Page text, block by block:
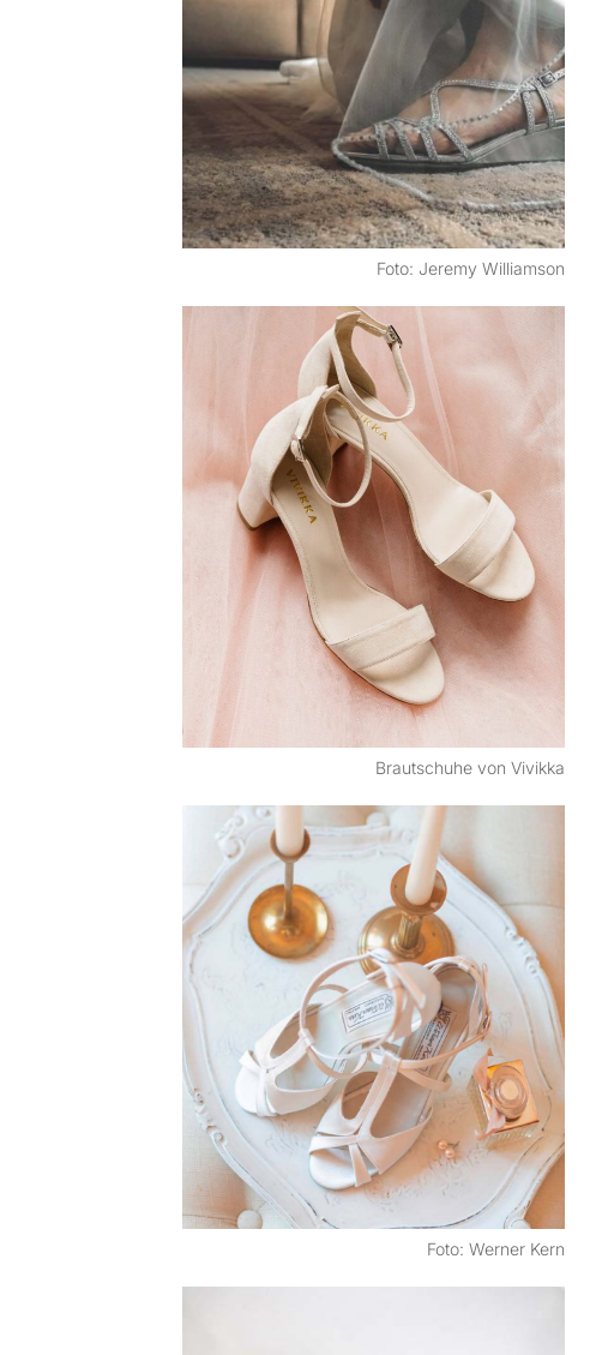
Foto: Jeremy Williamson
Brautschuhe von Vivikka
Foto: Werner Kern